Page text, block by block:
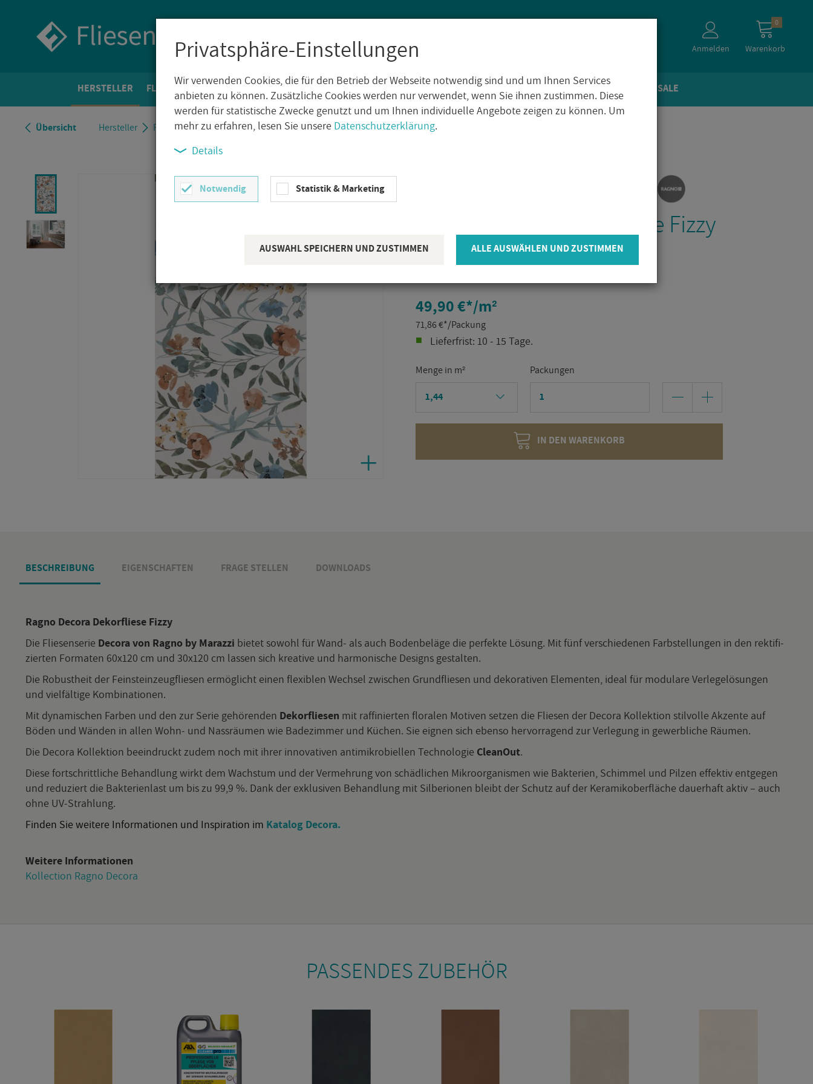
Privatsphäre-Einstellungen
Wir verwenden Cookies, die für den Betrieb der Webseite notwendig sind und um Ihnen Services
anbieten zu können. Zusätzliche Cookies werden nur verwendet, wenn Sie ihnen zustimmen. Diese
werden für statistische Zwecke genutzt und um Ihnen individuelle Angebote zeigen zu können. Um
mehr zu erfahren, lesen Sie unsere Datenschutzerklärung.
Details
Notwendig Statistik & Marketing
AUSWAHL SPEICHERN UND ZUSTIMMEN ALLE AUSWÄHLEN UND ZUSTIMMEN
Anmelden
0
Warenkorb
HER­STEL­LER FLIE­SEN­WELT BO­DEN­FLIE­SEN WAND­FLIE­SEN AUS­SEN­FLIE­SEN DE­KO­RE NA­TUR­STEIN­OP­TIK ZU­BE­HÖR SALE
Über­sicht Her­stel­ler Ragno Ragno De­co­ra Ragno De­co­ra De­kor­flie­se Fizzy 60x120 cm rek­ti­fi­ziert
Ragno De­co­ra De­kor­flie­se Fizzy
60x120 cm rek­ti­fi­ziert
49,90 €*/m²
71,86 €*/Packung
Lie­fer­frist: 10 - 15 Tage.
Menge in m² Packungen
IN DEN WARENKORB
BE­SCHREI­BUNG EI­GEN­SCHAF­TEN FRAGE STEL­LEN DOWN­LOADS
Ragno De­co­ra De­kor­flie­se Fizzy
Die Flie­sen­se­rie De­co­ra von Ragno by Ma­raz­zi bie­tet so­wohl für Wand- als auch Bo­den­be­lä­ge die per­fek­te Lö­sung. Mit fünf ver­schie­de­nen Farbstel­lun­gen in den rek­ti­fi­
zier­ten For­ma­ten 60x120 cm und 30x120 cm las­sen sich krea­ti­ve und har­mo­ni­sche De­signs ge­stal­ten.
Die Ro­bust­heit der Fein­stein­zeug­flie­sen er­mög­licht einen fle­xi­blen Wech­sel zwi­schen Grund­flie­sen und de­ko­ra­ti­ven Ele­men­ten, ideal für mo­du­la­re Ver­le­ge­lö­sun­gen
und viel­fäl­ti­ge Kom­bi­na­tio­nen.
Mit dy­na­mi­schen Far­ben und den zur Serie ge­hö­ren­den De­kor­flie­sen mit raf­fi­nier­ten flo­ra­len Mo­ti­ven set­zen die Flie­sen der De­co­ra Kol­lek­ti­on stil­vol­le Ak­zen­te auf
Böden und Wän­den in allen Wohn- und Nass­räu­men wie Ba­de­zim­mer und Kü­chen. Sie eig­nen sich eben­so her­vor­ra­gend zur Ver­le­gung in ge­werb­li­che Räu­men.
Die De­co­ra Kol­lek­ti­on be­ein­druckt zudem noch mit ihrer in­no­va­ti­ven an­ti­mi­kro­bi­el­len Tech­no­lo­gie Clea­nOut.
Diese fort­schritt­li­che Be­hand­lung wirkt dem Wachs­tum und der Ver­meh­rung von schäd­li­chen Mi­kro­or­ga­nis­men wie Bak­te­ri­en, Schim­mel und Pil­zen ef­fek­tiv ent­ge­gen
und re­du­ziert die Bak­te­ri­en­last um bis zu 99,9 %. Dank der ex­klu­si­ven Be­hand­lung mit Sil­be­rio­nen bleibt der Schutz auf der Ke­ra­mi­ko­ber­flä­che dau­er­haft aktiv – auch
ohne UV-Strah­lung.
Fin­den Sie wei­te­re In­for­ma­tio­nen und In­spi­ra­ti­on im Ka­ta­log De­co­ra.
Wei­te­re In­for­ma­tio­nen
Kollec­tion Ragno De­co­ra
PAS­SEN­DES ZU­BE­HÖR